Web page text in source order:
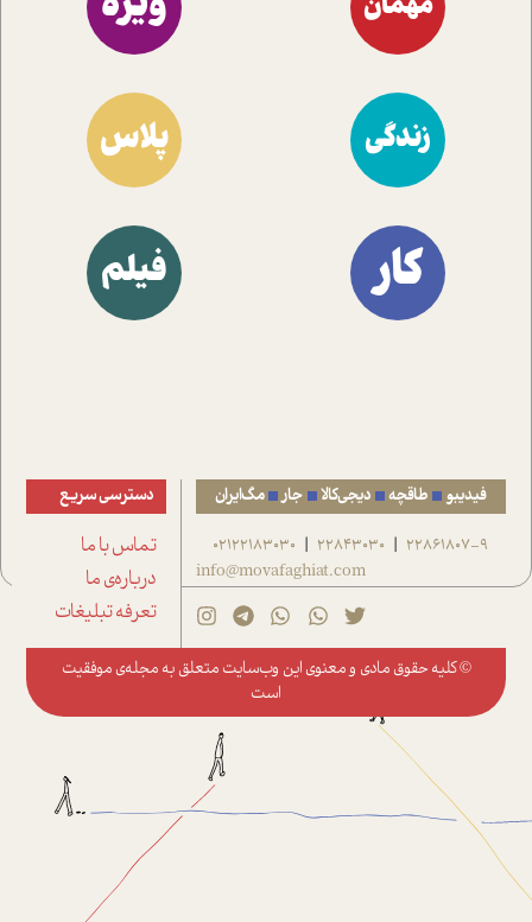
زندگی پلاس
کار فیلم
فیدیبو طاقچه دیجی‌کالا جار مگ‌ایران
22861807-9
|
22843030
|
02122183030
info@movafaghiat.com
دسترسی سریع
تماس با ما
درباره‌ی ما
تعرفه تبلیغات
© کلیه حقوق مادی و معنوی این وب‌سایت متعلق به مجله‌ی موفقیت
است